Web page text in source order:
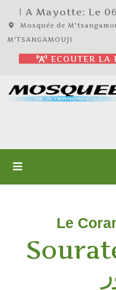
| A Mayotte: Le
Mosquée de
M'TSANGAMOUJI
ECOUTER LA